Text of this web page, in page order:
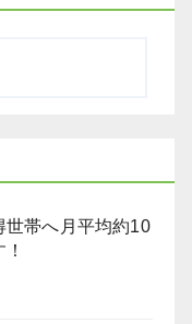
世帯へ月平均約10